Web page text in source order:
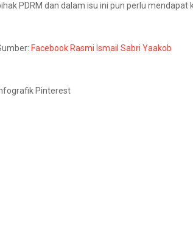
PDRM dan dalam isu ini pun perlu mendapat
Facebook Rasmi Ismail Sabri Yaakob
Pinterest